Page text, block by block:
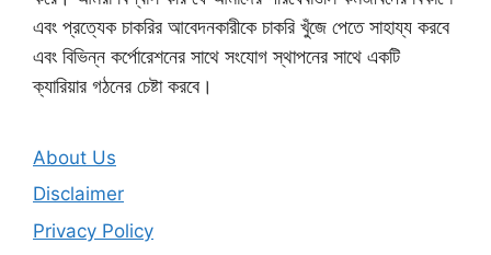
এবং প্রত্যেক চাকরির আবেদনকারীকে চাকরি খুঁজে পেতে সাহায্য করবে
এবং বিভিন্ন কর্পোরেশনের সাথে সংযোগ স্থাপনের সাথে একটি
ক্যারিয়ার গঠনের চেষ্টা করবে।
About Us
Disclaimer
Privacy Policy